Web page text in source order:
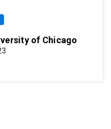
of Chicago